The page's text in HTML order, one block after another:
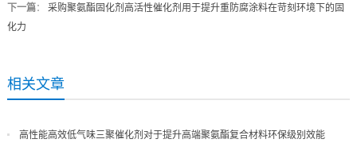
下一篇： 采购聚氨酯固化剂高活性催化剂用于提升重防腐涂料在苛刻环境下的固
化力
相关文章
高性能高效低气味三聚催化剂对于提升高端聚氨酯复合材料环保级别效能